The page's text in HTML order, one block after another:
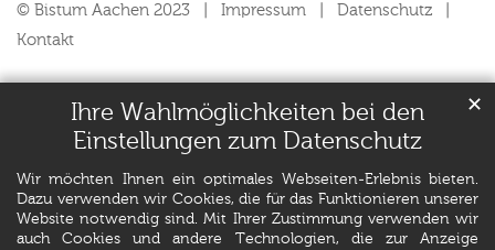
Ihre Wahlmöglichkeiten bei den
Einstellungen zum Datenschutz
Wir möchten Ihnen ein optimales Webseiten-Erlebnis bieten.
Dazu verwenden wir Cookies, die für das Funktionieren unserer
Website notwendig sind. Mit Ihrer Zustimmung verwenden wir
auch Cookies und andere Technologien, die zur Anzeige
✕
© Bistum Aachen 2023 Impressum
Datenschutz
Kontakt